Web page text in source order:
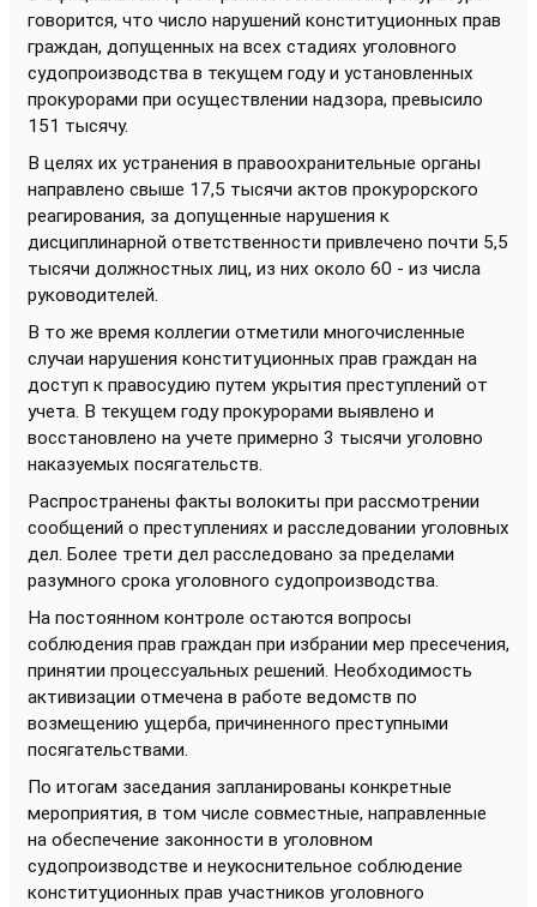
говорится, что число нарушений конституционных прав
граждан, допущенных на всех стадиях уголовного
судопроизводства в текущем году и установленных
прокурорами при осуществлении надзора, превысило
151 тысячу.
В целях их устранения в правоохранительные органы
направлено свыше 17,5 тысячи актов прокурорского
реагирования, за допущенные нарушения к
дисциплинарной ответственности привлечено почти 5,5
тысячи должностных лиц, из них около 60 - из числа
руководителей.
В то же время коллегии отметили многочисленные
случаи нарушения конституционных прав граждан на
доступ к правосудию путем укрытия преступлений от
учета. В текущем году прокурорами выявлено и
восстановлено на учете примерно 3 тысячи уголовно
наказуемых посягательств.
Распространены факты волокиты при рассмотрении
сообщений о преступлениях и расследовании уголовных
дел. Более трети дел расследовано за пределами
разумного срока уголовного судопроизводства.
На постоянном контроле остаются вопросы
соблюдения прав граждан при избрании мер пресечения,
принятии процессуальных решений. Необходимость
активизации отмечена в работе ведомств по
возмещению ущерба, причиненного преступными
посягательствами.
По итогам заседания запланированы конкретные
мероприятия, в том числе совместные, направленные
на обеспечение законности в уголовном
судопроизводстве и неукоснительное соблюдение
конституционных прав участников уголовного